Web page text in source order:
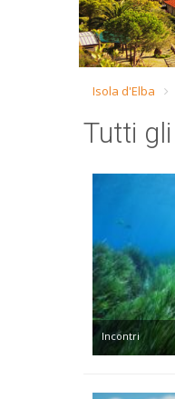
Isola d'Elba
Tutti
Incontri